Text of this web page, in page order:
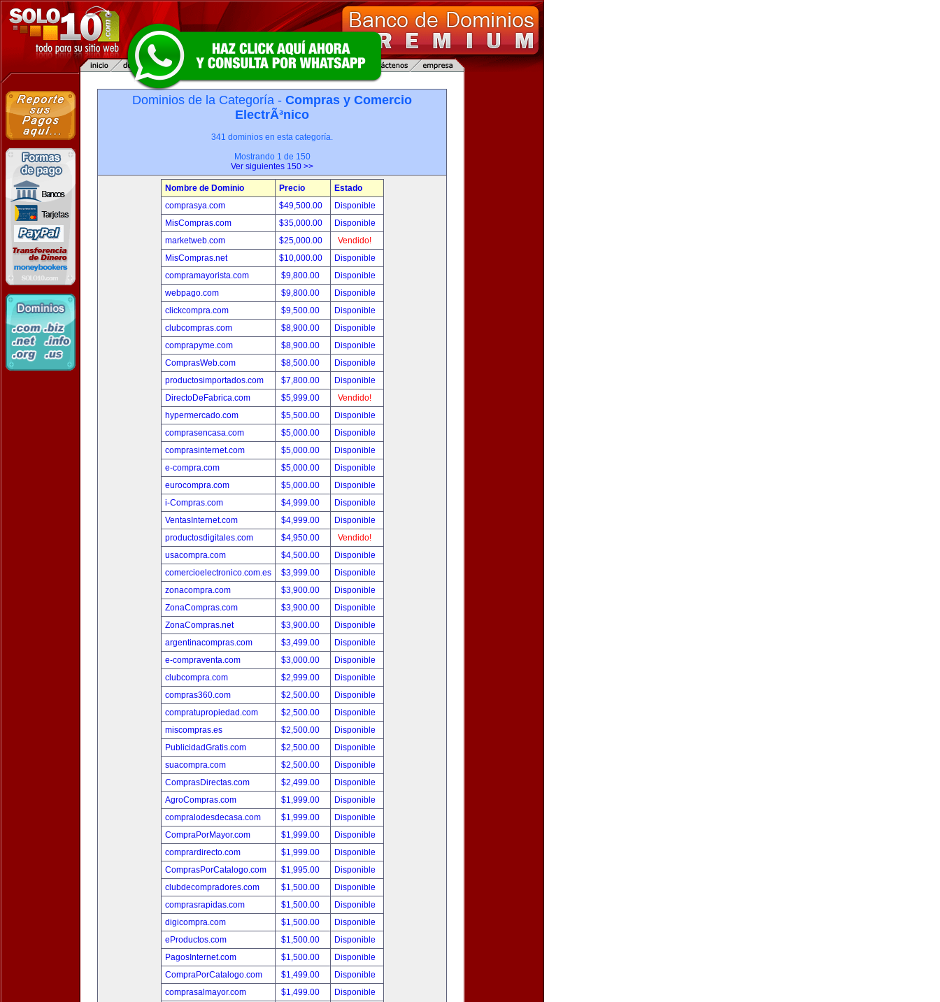
Dominios de la Categoría - Compras y Comercio
ElectrÃ³nico
341 dominios en esta categoría.
Mostrando 1 de 150
Ver siguientes 150 >>
Nombre de Dominio Precio
Estado
comprasya.com
$49,500.00
Disponible
MisCompras.com
$35,000.00
Disponible
marketweb.com
$25,000.00
Vendido!
MisCompras.net
$10,000.00
Disponible
compramayorista.com
$9,800.00
Disponible
webpago.com
$9,800.00
Disponible
clickcompra.com
$9,500.00
Disponible
clubcompras.com
$8,900.00
Disponible
comprapyme.com
$8,900.00
Disponible
ComprasWeb.com
$8,500.00
Disponible
productosimportados.com
$7,800.00
Disponible
DirectoDeFabrica.com
$5,999.00
Vendido!
hypermercado.com
$5,500.00
Disponible
comprasencasa.com
$5,000.00
Disponible
comprasinternet.com
$5,000.00
Disponible
e-compra.com
$5,000.00
Disponible
eurocompra.com
$5,000.00
Disponible
i-Compras.com
$4,999.00
Disponible
VentasInternet.com
$4,999.00
Disponible
productosdigitales.com
$4,950.00
Vendido!
usacompra.com
$4,500.00
Disponible
comercioelectronico.com.es
$3,999.00
Disponible
zonacompra.com
$3,900.00
Disponible
ZonaCompras.com
$3,900.00
Disponible
ZonaCompras.net
$3,900.00
Disponible
argentinacompras.com
$3,499.00
Disponible
e-compraventa.com
$3,000.00
Disponible
clubcompra.com
$2,999.00
Disponible
compras360.com
$2,500.00
Disponible
compratupropiedad.com
$2,500.00
Disponible
miscompras.es
$2,500.00
Disponible
PublicidadGratis.com
$2,500.00
Disponible
suacompra.com
$2,500.00
Disponible
ComprasDirectas.com
$2,499.00
Disponible
AgroCompras.com
$1,999.00
Disponible
compralodesdecasa.com
$1,999.00
Disponible
CompraPorMayor.com
$1,999.00
Disponible
comprardirecto.com
$1,999.00
Disponible
ComprasPorCatalogo.com
$1,995.00
Disponible
clubdecompradores.com
$1,500.00
Disponible
comprasrapidas.com
$1,500.00
Disponible
digicompra.com
$1,500.00
Disponible
eProductos.com
$1,500.00
Disponible
PagosInternet.com
$1,500.00
Disponible
CompraPorCatalogo.com
$1,499.00
Disponible
comprasalmayor.com
$1,499.00
Disponible